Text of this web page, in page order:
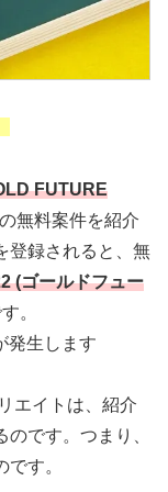
FUTURE
無料案件を紹介
登録されると、無
(ゴールドフュー
。
発生します
エイトは、紹介
です。つまり、
す。